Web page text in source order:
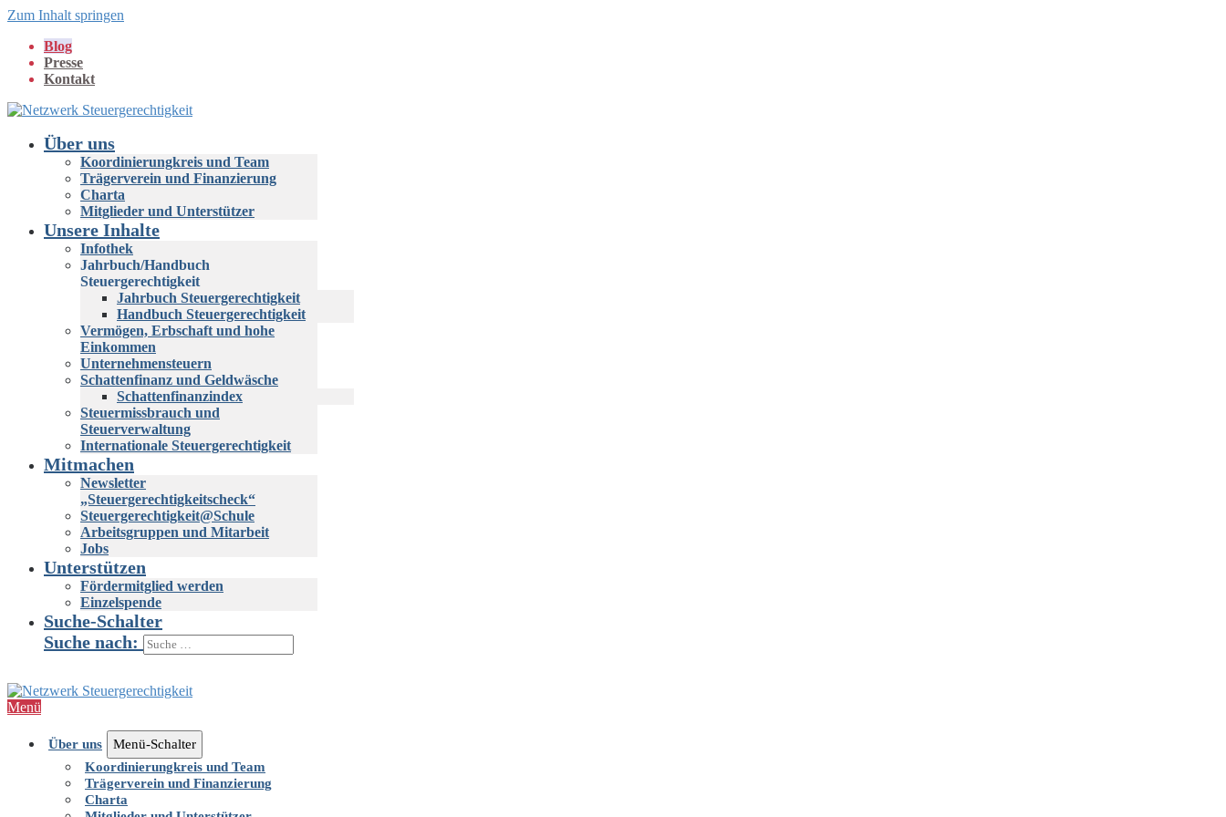
Zum Inhalt springen
Blog
Presse
Kontakt
Über uns
Koordinierungkreis und Team
Trägerverein und Finanzierung
Charta
Mitglieder und Unterstützer
Unsere Inhalte
Infothek
Jahrbuch/Handbuch
Steuergerechtigkeit
Jahrbuch Steuergerechtigkeit
Handbuch Steuergerechtigkeit
Vermögen, Erbschaft und hohe
Einkommen
Unternehmensteuern
Schattenfinanz und Geldwäsche
Schattenfinanzindex
Steuermissbrauch und
Steuerverwaltung
Internationale Steuergerechtigkeit
Mitmachen
Newsletter
„Steuergerechtigkeitscheck“
Steuergerechtigkeit@Schule
Arbeitsgruppen und Mitarbeit
Jobs
Unterstützen
Fördermitglied werden
Einzelspende
Suche-Schalter
Suche nach:
Menü
Über uns
Menü-Schalter
Koordinierungkreis und Team
Trägerverein und Finanzierung
Charta